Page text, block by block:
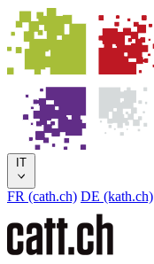
IT
FR (cath.ch) DE (kath.ch)